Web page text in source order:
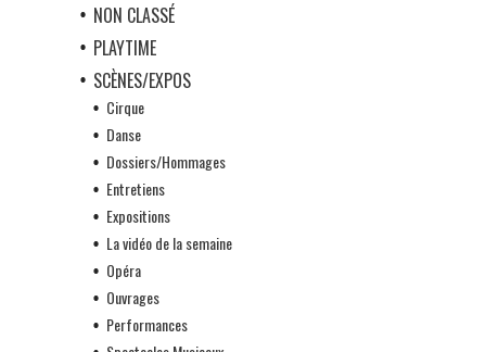
NON CLASSÉ
PLAYTIME
SCÈNES/EXPOS
Cirque
Danse
Dossiers/Hommages
Entretiens
Expositions
La vidéo de la semaine
Opéra
Ouvrages
Performances